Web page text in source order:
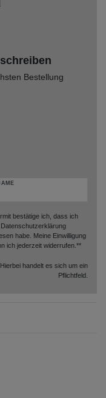
Bestellung
bestätige ich, dass ich
Datenschutzerklärung
habe. Meine Einwilligung
ich jederzeit widerrufen.**
handelt es sich um ein
Pflichtfeld.